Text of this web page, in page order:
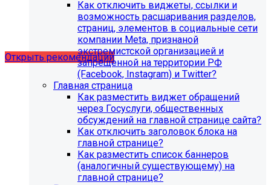
Рекомендации по безопасности
Открыть рекомендации
Как отключить виджеты, ссылки и
возможность расшаривания разделов,
страниц, элементов в социальные сети
компании Meta, признаной
экстремистской организацией и
запрещенной на территории РФ
(Facebook, Instagram) и Twitter?
Главная страница
Как разместить виджет обращений
через Госуслуги, общественных
обсуждений на главной странице сайта?
Как отключить заголовок блока на
главной странице?
Как разместить список баннеров
(аналогичный существующему) на
главной странице?